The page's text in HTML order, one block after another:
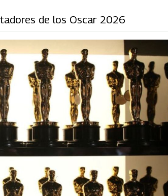
de los Oscar 2026